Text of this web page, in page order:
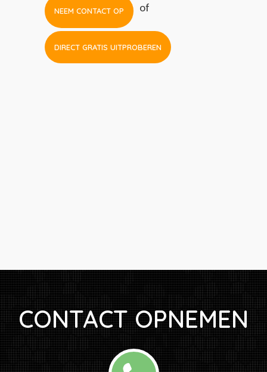
NEEM CONTACT OP of
DIRECT GRATIS UITPROBEREN
CONTACT OPNEMEN